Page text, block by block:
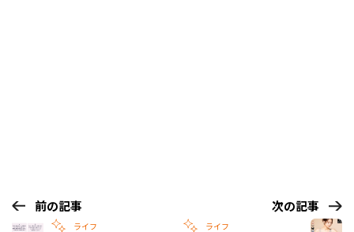
前の記事
ライフ
次の記事
ライフ